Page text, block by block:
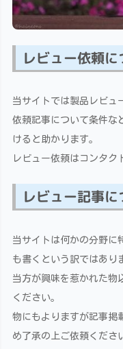
レビュー依頼に
当サイトでは製品レビュ
依頼記事について条件な
けると助かります。
レビュー依頼はコンタク
レビュー記事に
当サイトは何かの分野に
も書くという訳ではあり
当方が興味を惹かれた物
ください。
物にもよりますが記事掲
め了承の上ご依頼くださ